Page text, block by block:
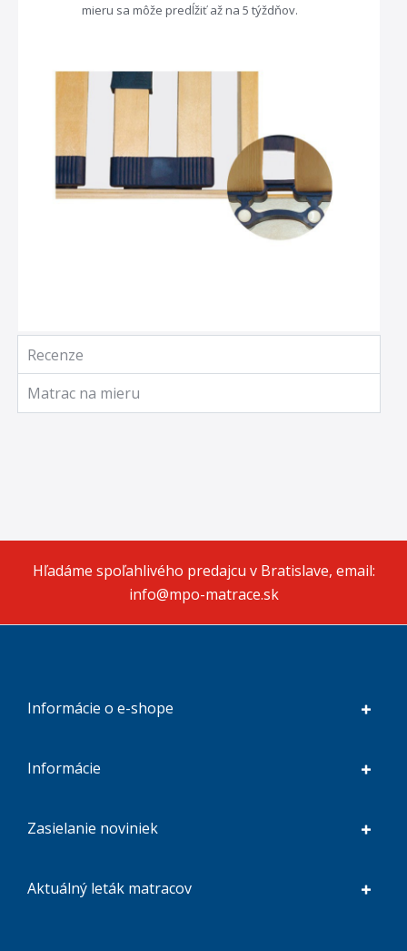
mieru sa môže predĺžiť až na 5 týždňov.
Recenze
Matrac na mieru
Hľadáme spoľahlivého predajcu v Bratislave, email:
info@mpo-matrace.sk
Informácie o e-shope
Informácie
Zasielanie noviniek
Aktuálný leták matracov